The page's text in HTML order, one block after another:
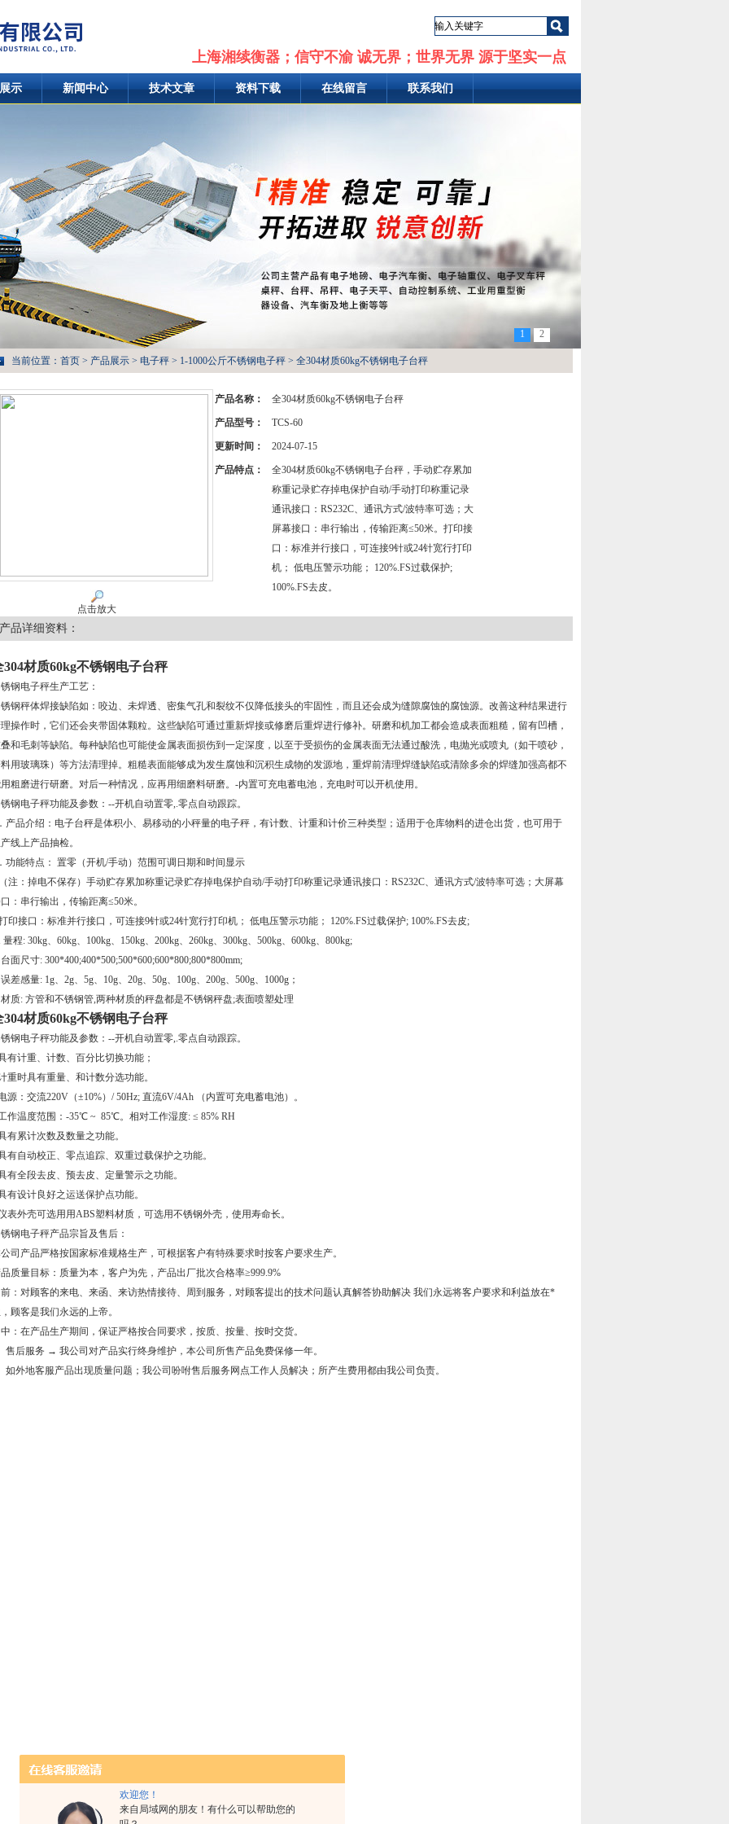
欢迎您！
来自局域网的朋友！有什么可以帮助您的
上海湘续衡器；信守不渝 诚无界；世界无界 源于坚实一点
示 新闻中心 技术文章 资料下载 在线留言 联系我们
1 2
当前位置： 首页 > 产品展示 > 电子秤 > 1-1000公斤不锈钢电子秤 > 全304材质60kg不锈钢电子台秤
点击放大
产品名称： 全304材质60kg不锈钢电子台秤
产品型号： TCS-60
更新时间： 2024-07-15
产品特点：
全304材质60kg不锈钢电子台秤，手动贮存累加
称重记录贮存掉电保护自动/手动打印称重记录
通讯接口：RS232C、通讯方式/波特率可选；大
屏幕接口：串行输出，传输距离≤50米。打印接
口：标准并行接口，可连接9针或24针宽行打印
机； 低电压警示功能； 120%.FS过载保护;
100%.FS去皮。
产品详细资料：
304材质60kg不锈钢电子台秤
钢电子秤生产工艺：
钢秤体焊接缺陷如：咬边、未焊透、密集气孔和裂纹不仅降低接头的牢固性，而且还会成为缝隙腐蚀的腐蚀源。改善这种结果进行
操作时，它们还会夹带固体颗粒。这些缺陷可通过重新焊接或修磨后重焊进行修补。研磨和机加工都会造成表面粗糙，留有凹槽，
和毛刺等缺陷。每种缺陷也可能使金属表面损伤到一定深度，以至于受损伤的金属表面无法通过酸洗，电抛光或喷丸（如干喷砂，
用玻璃珠）等方法清理掉。粗糙表面能够成为发生腐蚀和沉积生成物的发源地，重焊前清理焊缝缺陷或清除多余的焊缝加强高都不
粗磨进行研磨。对后一种情况，应再用细磨料研磨。-内置可充电蓄电池，充电时可以开机使用。
钢电子秤功能及参数：--开机自动置零,.零点自动跟踪。
产品介绍：电子台秤是体积小、易移动的小秤量的电子秤，有计数、计重和计价三种类型；适用于仓库物料的进仓出货，也可用于
线上产品抽检。
功能特点： 置零（开机/手动）范围可调日期和时间显示
注：掉电不保存）手动贮存累加称重记录贮存掉电保护自动/手动打印称重记录通讯接口：RS232C、通讯方式/波特率可选；大屏幕
：串行输出，传输距离≤50米。
印接口：标准并行接口，可连接9针或24针宽行打印机； 低电压警示功能； 120%.FS过载保护; 100%.FS去皮;
量程: 30kg、60kg、100kg、150kg、200kg、260kg、300kg、500kg、600kg、800kg;
面尺寸: 300*400;400*500;500*600;600*800;800*800mm;
差感量: 1g、2g、5g、10g、20g、50g、100g、200g、500g、1000g；
材质: 方管和不锈钢管,两种材质的秤盘都是不锈钢秤盘;表面喷塑处理
304材质60kg不锈钢电子台秤
钢电子秤功能及参数：--开机自动置零,.零点自动跟踪。
有计重、计数、百分比切换功能；
重时具有重量、和计数分选功能。
源：交流220V（±10%）/ 50Hz; 直流6V/4Ah （内置可充电蓄电池）。
作温度范围：-35℃ ~ 85℃。相对工作湿度: ≤ 85% RH
有累计次数及数量之功能。
有自动校正、零点追踪、双重过载保护之功能。
有全段去皮、预去皮、定量警示之功能。
有设计良好之运送保护点功能。
表外壳可选用用ABS塑料材质，可选用不锈钢外壳，使用寿命长。
钢电子秤产品宗旨及售后：
司产品严格按国家标准规格生产，可根据客户有特殊要求时按客户要求生产。
质量目标：质量为本，客户为先，产品出厂批次合格率≥999.9%
：对顾客的来电、来函、来访热情接待、周到服务，对顾客提出的技术问题认真解答协助解决 我们永远将客户要求和利益放在*
顾客是我们永远的上帝。
：在产品生产期间，保证严格按合同要求，按质、按量、按时交货。
售后服务 → 我公司对产品实行终身维护，本公司所售产品免费保修一年。
如外地客服产品出现质量问题；我公司吩咐售后服务网点工作人员解决；所产生费用都由我公司负责。